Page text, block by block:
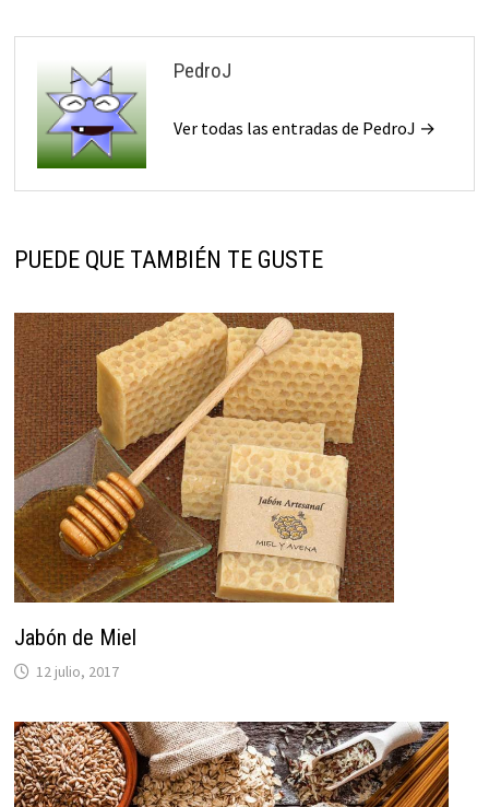
PedroJ
Ver todas las entradas de PedroJ →
PUEDE QUE TAMBIÉN TE GUSTE
Jabón de Miel
12 julio, 2017